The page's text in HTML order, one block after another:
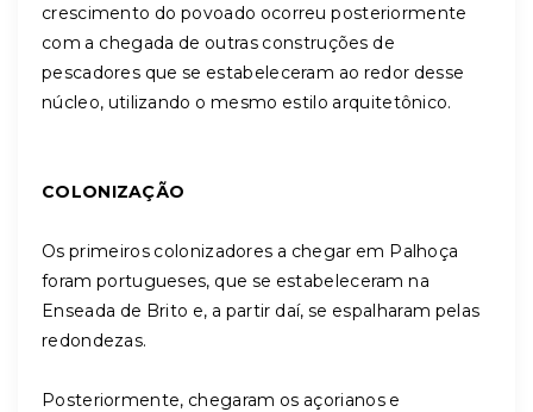
crescimento do povoado ocorreu posteriormente
com a chegada de outras construções de
pescadores que se estabeleceram ao redor desse
núcleo, utilizando o mesmo estilo arquitetônico.
COLONIZAÇÃO
Os primeiros colonizadores a chegar em Palhoça
foram portugueses, que se estabeleceram na
Enseada de Brito e, a partir daí, se espalharam pelas
redondezas.
Posteriormente, chegaram os açorianos e